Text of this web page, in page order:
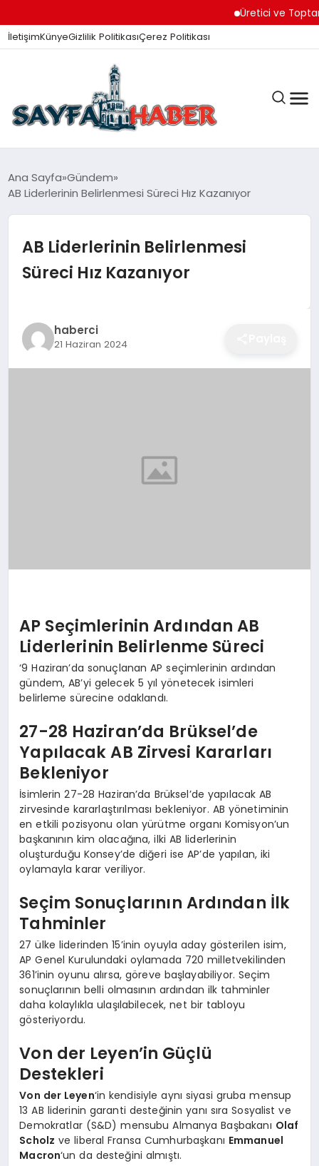
Üretici ve
İletişimKünyeGizlilik PolitikasıÇerez Politikası
ANA SAYFA
İZMIR HABERLERI
EĞITIM
Ana Sayfa Gündem
AB Liderlerinin Belirlenmesi Süreci Hız Kazanıyor
AB Liderlerinin Belirlenmesi
Süreci Hız Kazanıyor
haberci
21 Haziran 2024
AP Seçimlerinin Ardından AB
Liderlerinin Belirlenme Süreci
‘9 Haziran’da sonuçlanan AP seçimlerinin ardından
gündem, AB’yi gelecek 5 yıl yönetecek isimleri
belirleme sürecine odaklandı.
27-28 Haziran’da Brüksel’de
Yapılacak AB Zirvesi Kararları
Bekleniyor
İsimlerin 27-28 Haziran’da Brüksel’de yapılacak AB
zirvesinde kararlaştırılması bekleniyor. AB yönetiminin
en etkili pozisyonu olan yürütme organı Komisyon’un
başkanının kim olacağına, ilki AB liderlerinin
oluşturduğu Konsey’de diğeri ise AP’de yapılan, iki
oylamayla karar veriliyor.
Seçim Sonuçlarının Ardından İlk
Tahminler
27 ülke liderinden 15’inin oyuyla aday gösterilen isim,
AP Genel Kurulundaki oylamada 720 milletvekilinden
361’inin oyunu alırsa, göreve başlayabiliyor. Seçim
sonuçlarının belli olmasının ardından ilk tahminler
daha kolaylıkla ulaşılabilecek, net bir tabloyu
gösteriyordu.
Von der Leyen’in Güçlü
Destekleri
Von der Leyen‘in kendisiyle aynı siyasi gruba mensup
13 AB liderinin garanti desteğinin yanı sıra Sosyalist ve
Demokratlar (S&D) mensubu Almanya Başbakanı Olaf
Scholz ve liberal Fransa Cumhurbaşkanı Emmanuel
Macron‘un da desteğini almıştı.